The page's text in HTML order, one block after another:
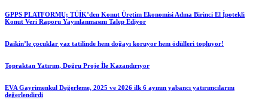
GPPS PLATFORMU; TÜİK’den Konut Üretim Ekonomisi Adına Birinci El İpotekli
Konut Veri Raporu Yayınlanmasını Talep Ediyor
Daikin’le çocuklar yaz tatilinde hem doğayı koruyor hem ödülleri topluyor!
Topraktan Yatırım, Doğru Proje İle Kazandırıyor
EVA Gayrimenkul Değerleme, 2025 ve 2026 ilk 6 ayının yabancı yatırımcılarını
değerlendirdi